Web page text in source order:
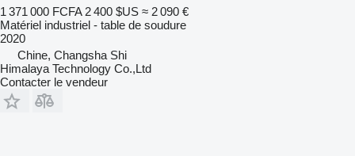
1 371 000 FCFA 2 400 $US ≈ 2 090 €
Matériel industriel - table de soudure
2020
Chine, Changsha Shi
Himalaya Technology Co.,Ltd
Contacter le vendeur